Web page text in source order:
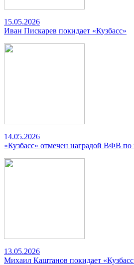
15.05.2026
Иван Пискарев покидает «Кузбасс»
14.05.2026
«Кузбасс» отмечен наградой ВФВ по
13.05.2026
Михаил Каштанов покидает